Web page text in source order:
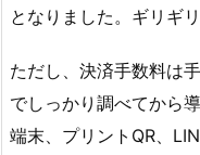
となりました。ギリギ
ただし、決済手数料は
でしっかり調べてから
端末、プリントQR、